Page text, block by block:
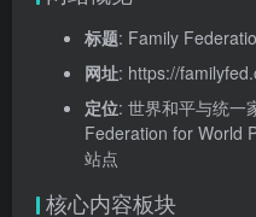
标题: Family
网址: https://
定位: 世界和平与统一
Federation for World
站点
核心内容板块